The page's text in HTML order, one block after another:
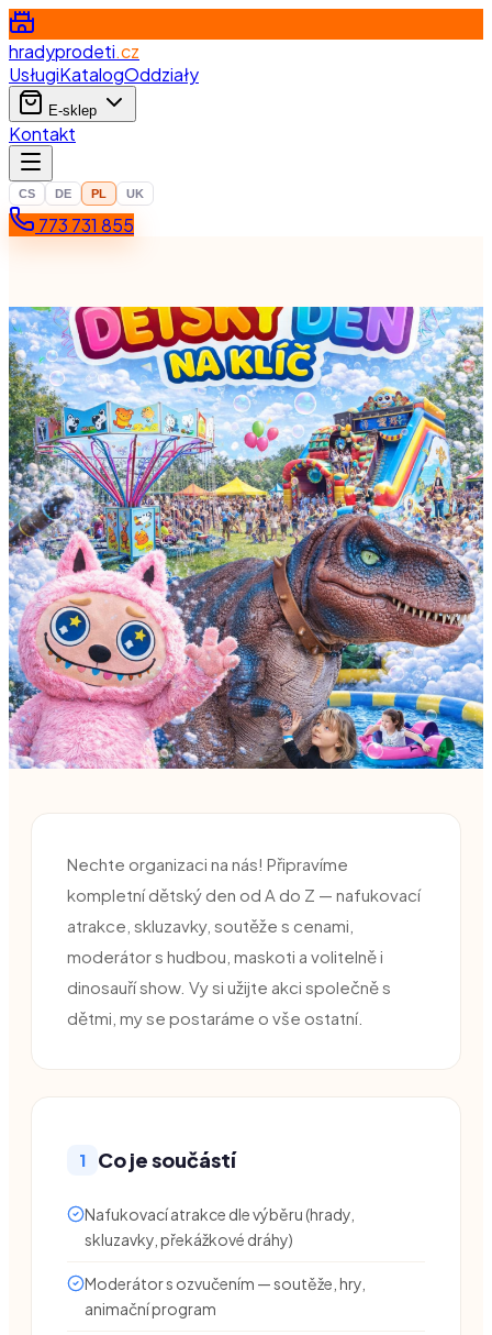
hradyprodeti.cz
UsługiKatalogOddziały
E-sklep
Kontakt
CS DE PL UK
773 731 855
Na klíč
Dětský den na klíč
Kompletní program bez starostí
3–15 let 4–8 hodin Cena na dotaz
Nechte organizaci na nás! Připravíme
kompletní dětský den od A do Z — nafukovací
atrakce, skluzavky, soutěže s cenami,
moderátor s hudbou, maskoti a volitelně i
dinosauří show. Vy si užijte akci společně s
dětmi, my se postaráme o vše ostatní.
1 Co je součástí
Nafukovací atrakce dle výběru (hrady,
skluzavky, překážkové dráhy)
Moderátor s ozvučením — soutěže, hry,
animační program